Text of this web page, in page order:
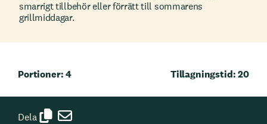
smarrigt tillbehör eller förrätt till sommarens
grillmiddagar.
Portioner: 4 Tillagningstid: 20
Dela